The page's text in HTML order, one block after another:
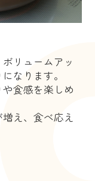
リュームアッ
なります。
食感を楽しめ
え、食べ応え